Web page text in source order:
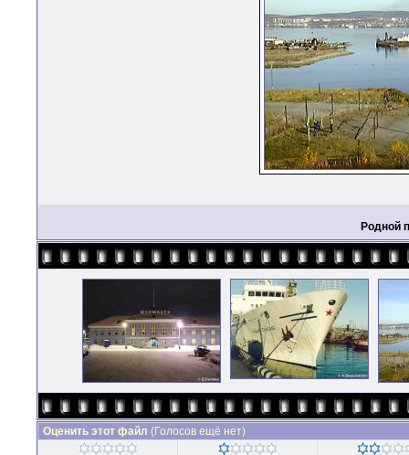
Родной
Оценить этот файл (Голосов ещё нет)